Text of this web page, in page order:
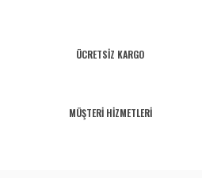
ÜCRETSİZ KARGO
MÜŞTERİ HİZMETLERİ